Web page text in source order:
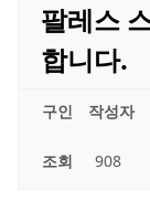
팔레스
합니다.
구인 작성자
조회 908